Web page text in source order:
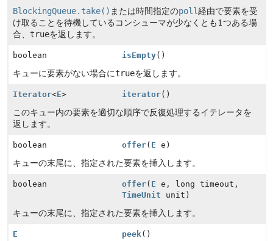
BlockingQueue.take() または時間指定のpoll経由で要素を受
け取ることを待機しているコンシューマが少なくとも1つある場
合、 trueを返します。
boolean isEmpty()
キューに要素がない場合にtrueを返します。
Iterator<E> iterator()
このキュー内の要素を適切な順序で反復処理するイテレータを
返します。
boolean offer( E e)
キューの末尾に、指定された要素を挿入します。
boolean offer( E e, long timeout,
TimeUnit unit)
キューの末尾に、指定された要素を挿入します。
E peek()